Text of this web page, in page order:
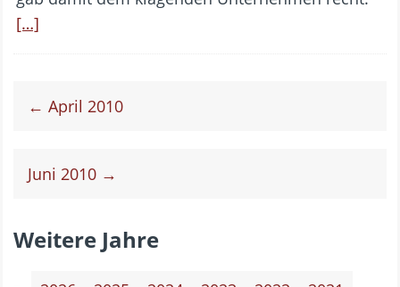
[…]
← April 2010
Juni 2010 →
Weitere Jahre